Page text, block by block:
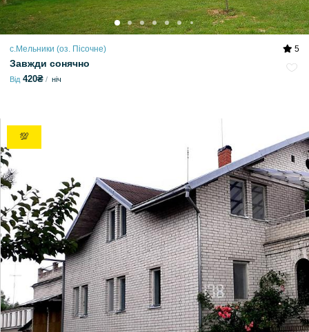
с.Мельники (оз. Пісочне) 5
Завжди сонячно
Від 420₴ ніч
💯